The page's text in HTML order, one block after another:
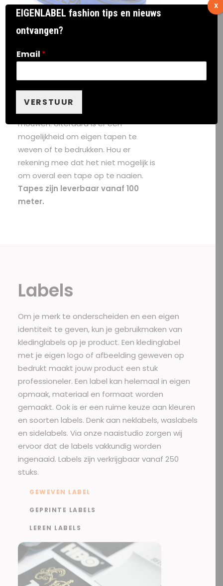
Tapes
producten kun je werken met tapes
mouwen. Uiteraard is er een
mogelijkheid om eigen tapen te
weven of te bedrukken. Hou er
rekening mee dat het niet mogelijk is
om overal een tape op te naaien.
Tapes zijn leverbaar vanaf 100
meter.
Labels
Om je merk te onderscheiden en een eigen
identiteit te geven, kun je gebruikmaken van
kledinglabels op je product. Een kledinglabel
met je eigen logo of afbeelding geweven op
bedrukt maakt jouw product een stuk
professioneler. Een label kan helemaal in eigen
opmaak, materiaal en formaat worden
gemaakt. Ook is er een ruime keuze aan kleuren
en soorten labels. Denk aan neklabels, waslabels
en sidelabels. Via onze naaistudio zorgen wij
ervoor dat de labels vakkundig worden
ingenaaid. Labels zijn verkrijgbaar vanaf 250
stuks.
GEWEVEN LABEL
GEPRINTE LABELS
LEREN LABELS
EIGENLABEL fashion tips en nieuws
ontvangen?
Email *
VERSTUUR
X